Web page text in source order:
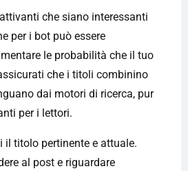
che siano interessanti
per i bot può essere
le probabilità che il tuo
che i titoli combinino
dai motori di ricerca, pur
per i lettori.
il titolo pertinente e attuale.
al post e riguardare